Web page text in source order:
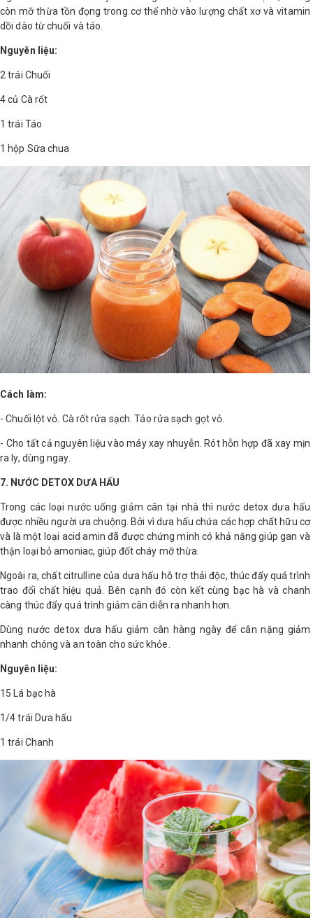
còn mỡ thừa tồn đọng trong cơ thể nhờ vào lượng chất xơ và vitamin
dồi dào từ chuối và táo.
Nguyên liệu:
2 trái Chuối
4 củ Cà rốt
1 trái Táo
1 hộp Sữa chua
Cách làm:
- Chuối lột vỏ. Cà rốt rửa sạch. Táo rửa sạch gọt vỏ.
- Cho tất cả nguyên liệu vào máy xay nhuyễn. Rót hỗn hợp đã xay mịn
ra ly, dùng ngay.
7. NƯỚC DETOX DƯA HẤU
Trong các loại nước uống giảm cân tại nhà thì nước detox dưa hấu
được nhiều người ưa chuộng. Bởi vì dưa hấu chứa các hợp chất hữu cơ
và là một loại acid amin đã được chứng minh có khả năng giúp gan và
thận loại bỏ amoniac, giúp đốt cháy mỡ thừa.
Ngoài ra, chất citrulline của dưa hấu hỗ trợ thải độc, thúc đẩy quá trình
trao đổi chất hiệu quả. Bên cạnh đó còn kết cùng bạc hà và chanh
càng thúc đẩy quá trình giảm cân diễn ra nhanh hơn.
Dùng nước detox dưa hấu giảm cân hàng ngày để cân nặng giảm
nhanh chóng và an toàn cho sức khỏe.
Nguyên liệu:
15 Lá bạc hà
1/4 trái Dưa hấu
1 trái Chanh